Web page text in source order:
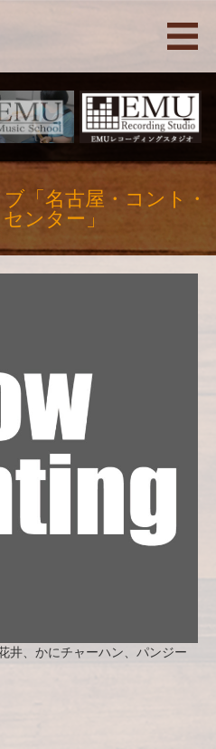
「名古屋・コント・
ンター」
井、かにチャーハン、パンジー